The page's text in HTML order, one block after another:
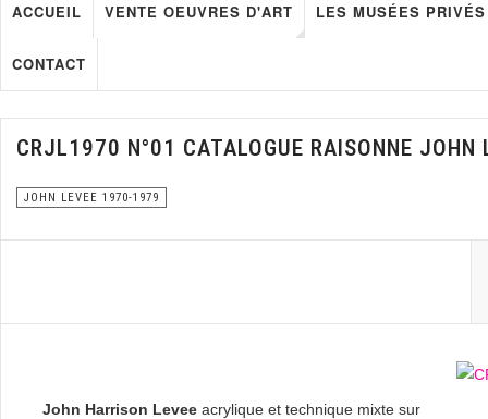
ACCUEIL VENTE OEUVRES D'ART LES MUSÉES PRIVÉS
CONTACT
CRJL1970 N°01 CATALOGUE RAISONNE JOHN
JOHN LEVEE 1970-1979
John Harrison Levee acrylique et technique mixte sur